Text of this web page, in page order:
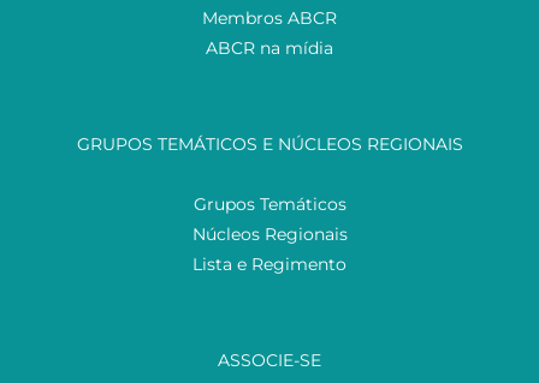
Membros ABCR
ABCR na mídia
GRUPOS TEMÁTICOS E NÚCLEOS REGIONAIS
Grupos Temáticos
Núcleos Regionais
Lista e Regimento
ASSOCIE-SE